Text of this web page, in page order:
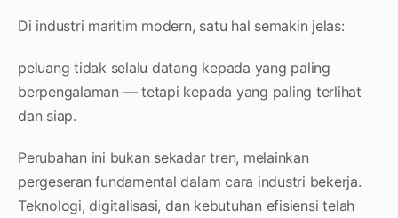
Di industri maritim modern, satu hal semakin jelas:
peluang tidak selalu datang kepada yang paling
berpengalaman — tetapi kepada yang paling terlihat
dan siap.
Perubahan ini bukan sekadar tren, melainkan
pergeseran fundamental dalam cara industri bekerja.
Teknologi, digitalisasi, dan kebutuhan efisiensi telah